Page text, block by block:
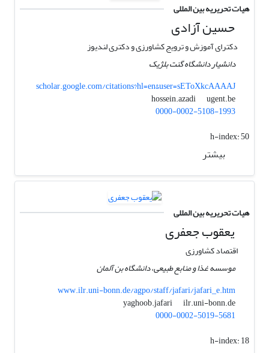
هیات تحریریه بین المللی
حسین آزادی
دکترای آموزش و ترویج کشاورزی و دکتری لندیوز
دانشیار دانشگاه گنت بلژیک
scholar.google.com/citations?hl=en&user=sEToXkcAAAAJ
hossein.azadi
ugent.be
0000-0002-5108-1993
h-index:50
بیشتر
هیات تحریریه بین المللی
یعقوب جعفری
اقتصاد کشاورزی
موسسه غذا و منابع طبیعی، دانشگاه بن آلمان
www.ilr.uni-bonn.de/agpo/staff/jafari/jafari_e.htm
yaghoob.jafari
ilr.uni-bonn.de
0000-0002-5019-5681
h-index:18